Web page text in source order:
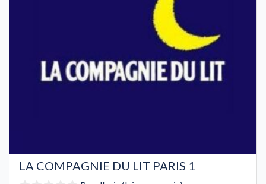
LA COMPAGNIE DU LIT PARIS 1